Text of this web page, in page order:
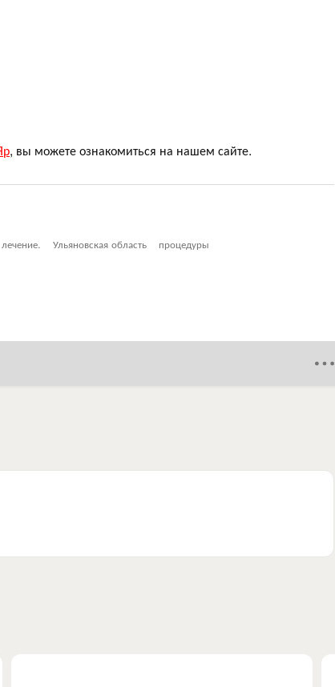
, вы можете ознакомиться на нашем сайте.
лечение. Ульяновская область процедуры